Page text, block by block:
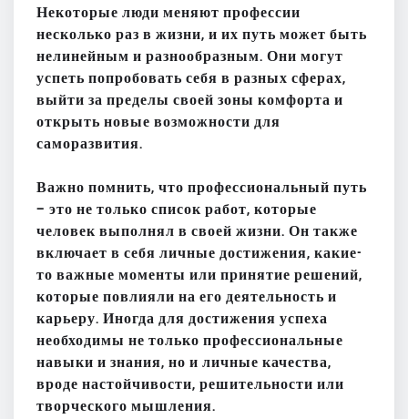
Некоторые люди меняют профессии
несколько раз в жизни, и их путь может быть
нелинейным и разнообразным. Они могут
успеть попробовать себя в разных сферах,
выйти за пределы своей зоны комфорта и
открыть новые возможности для
саморазвития.
Важно помнить, что профессиональный путь
– это не только список работ, которые
человек выполнял в своей жизни. Он также
включает в себя личные достижения, какие-
то важные моменты или принятие решений,
которые повлияли на его деятельность и
карьеру. Иногда для достижения успеха
необходимы не только профессиональные
навыки и знания, но и личные качества,
вроде настойчивости, решительности или
творческого мышления.